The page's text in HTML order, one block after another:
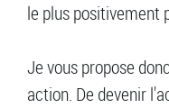
le plus positivement
Je vous propose
action. De devenir